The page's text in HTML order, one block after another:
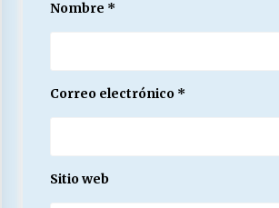
Nombre *
Correo electrónico *
Sitio web